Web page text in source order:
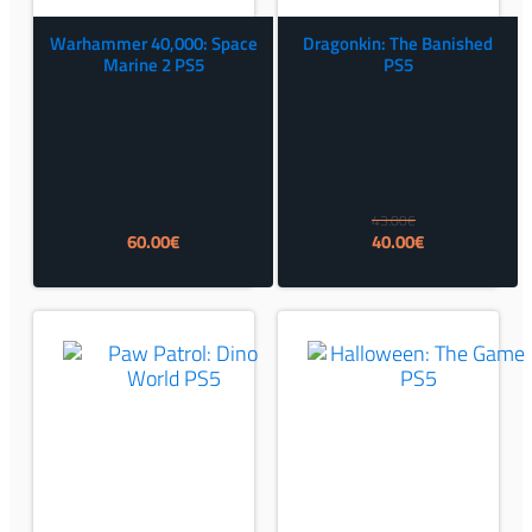
Warhammer 40,000: Space
Marine 2 PS5
60.00€
Dragonkin: The Banished
PS5
43.00€
Izvorna
bila
je:
40.00€Trenutna
je:
40.00€.